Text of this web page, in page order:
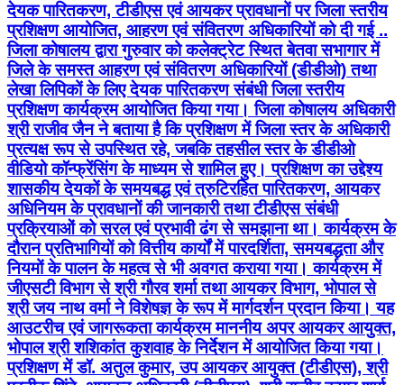
देयक पारितकरण, टीडीएस एवं आयकर प्रावधानों पर जिला स्तरीय
प्रशिक्षण आयोजित, आहरण एवं संवितरण अधिकारियों को दी गई ..
जिला कोषालय द्वारा गुरुवार को कलेक्ट्रेट स्थित बेतवा सभागार में
जिले के समस्त आहरण एवं संवितरण अधिकारियों (डीडीओ) तथा
लेखा लिपिकों के लिए देयक पारितकरण संबंधी जिला स्तरीय
प्रशिक्षण कार्यक्रम आयोजित किया गया। जिला कोषालय अधिकारी
श्री राजीव जैन ने बताया है कि प्रशिक्षण में जिला स्तर के अधिकारी
प्रत्यक्ष रूप से उपस्थित रहे, जबकि तहसील स्तर के डीडीओ
वीडियो कॉन्फ्रेंसिंग के माध्यम से शामिल हुए। प्रशिक्षण का उद्देश्य
शासकीय देयकों के समयबद्ध एवं त्रुटिरहित पारितकरण, आयकर
अधिनियम के प्रावधानों की जानकारी तथा टीडीएस संबंधी
प्रक्रियाओं को सरल एवं प्रभावी ढंग से समझाना था। कार्यक्रम के
दौरान प्रतिभागियों को वित्तीय कार्यों में पारदर्शिता, समयबद्धता और
नियमों के पालन के महत्व से भी अवगत कराया गया। कार्यक्रम में
जीएसटी विभाग से श्री गौरव शर्मा तथा आयकर विभाग, भोपाल से
श्री जय नाथ वर्मा ने विशेषज्ञ के रूप में मार्गदर्शन प्रदान किया। यह
आउटरीच एवं जागरूकता कार्यक्रम माननीय अपर आयकर आयुक्त,
भोपाल श्री शशिकांत कुशवाह के निर्देशन में आयोजित किया गया।
प्रशिक्षण में डॉ. अतुल कुमार, उप आयकर आयुक्त (टीडीएस), श्री